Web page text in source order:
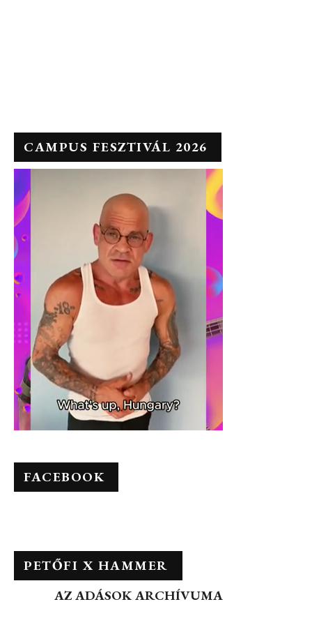
CAMPUS FESZTIVÁL 2026
FACEBOOK
PETŐFI X HAMMER
AZ ADÁSOK ARCHÍVUMA